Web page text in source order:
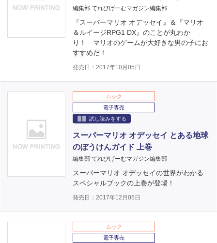
編集部 てれびげーむマガジン編集部
『スーパーマリオ オデッセイ』＆『マリオ
＆ルイージRPG1 DX』のことが丸わか
り！ マリオのゲームが大好きな男の子にお
すすめだ！
発売日：2017年10月05日
ムック
電子専売
試し読みをする
スーパーマリオ オデッセイ とある地球
のぼうけんガイド 上巻
編集部 てれびげーむマガジン編集部
スーパーマリオ オデッセイの世界がわかる
スペシャルブックの上巻が登場！
発売日：2017年12月05日
ムック
電子専売